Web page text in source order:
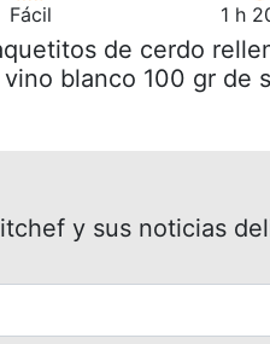
Fácil 1 h
de cerdo
blanco 100 gr de
y sus noticias